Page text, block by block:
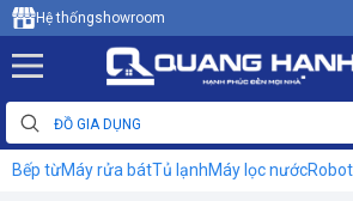
Hệ thốngshowroom
Bếp từMáy rửa bátTủ lạnhMáy lọc nước